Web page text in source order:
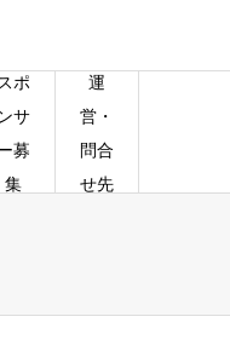
スポ
ンサ
募
集
運
営・
問合
せ先